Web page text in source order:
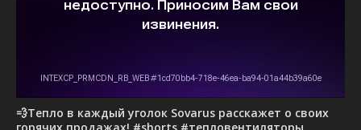
💨Тепло в каждый уголок Sovarus расскажет о своих